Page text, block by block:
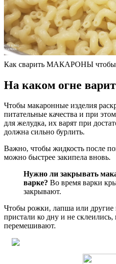
Как сварить МАКАРОНЫ чтобы
На каком огне
Чтобы макаронные изделия
питательные качества и при
для желудка, их варят при
должна сильно бурлить.
Важно, чтобы жидкость после
можно быстрее закипела вновь.
Нужно ли закрывать
варке? Во время варки
закрывают.
Чтобы рожки, лапша или другие
пристали ко дну и не
перемешивают.